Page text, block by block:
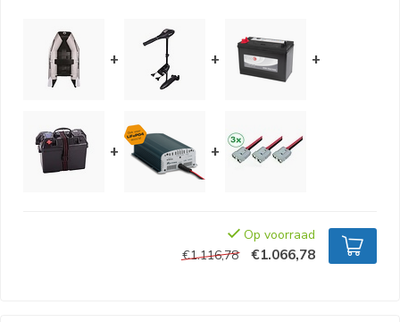
+ + +
+ +
Op voorraad
€1.116,78
€1.066,78